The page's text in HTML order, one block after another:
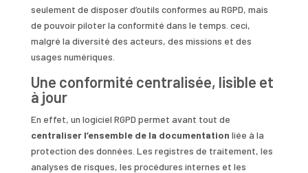
seulement de disposer d’outils conformes au RGPD, mais
de pouvoir piloter la conformité dans le temps. ceci,
malgré la diversité des acteurs, des missions et des
usages numériques.
Une conformité centralisée, lisible et
à jour
En effet, un logiciel RGPD permet avant tout de
centraliser l’ensemble de la documentation liée à la
protection des données. Les registres de traitement, les
analyses de risques, les procédures internes et les